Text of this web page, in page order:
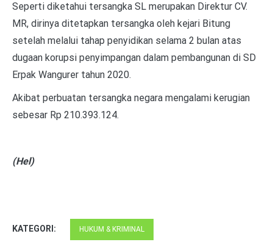
Seperti diketahui tersangka SL merupakan Direktur CV.
MR, dirinya ditetapkan tersangka oleh kejari Bitung
setelah melalui tahap penyidikan selama 2 bulan atas
dugaan korupsi penyimpangan dalam pembangunan di SD
Erpak Wangurer tahun 2020.
Akibat perbuatan tersangka negara mengalami kerugian
sebesar Rp 210.393.124.
(Hel)
KATEGORI: HUKUM & KRIMINAL